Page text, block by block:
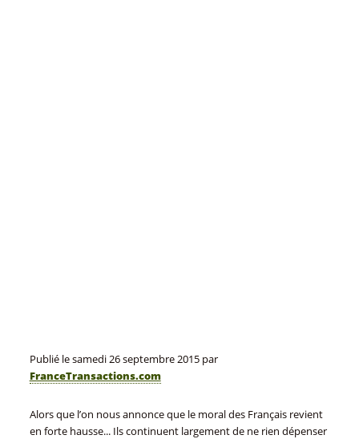
Publié lesamedi 26 septembre 2015par
FranceTransactions.com
Alors que l’on nous annonce que le moral des Français revient
en forte hausse... Ils continuent largement de ne rien dépenser